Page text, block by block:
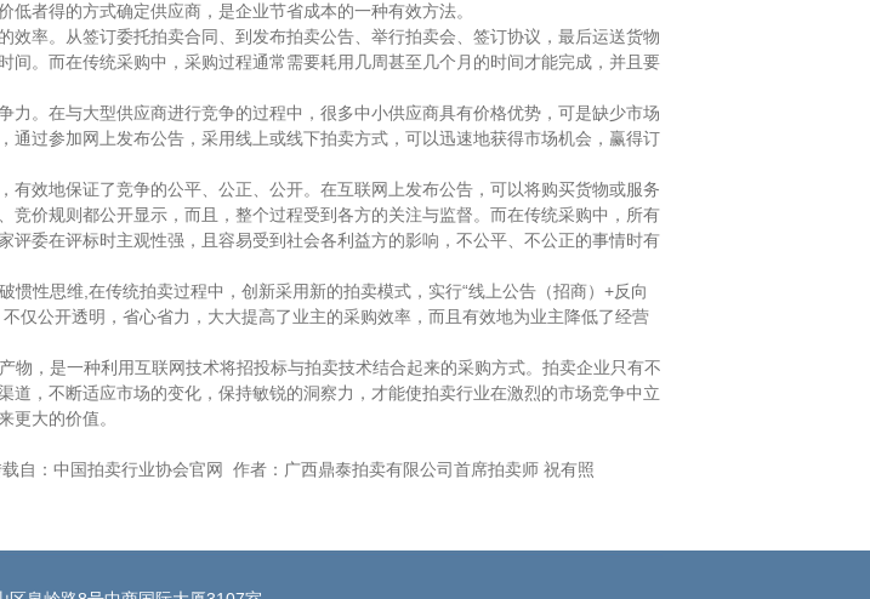
低者得的方式确定供应商，是企业节省成本的一种有效方法。
效率。从签订委托拍卖合同、到发布拍卖公告、举行拍卖会、签订协议，最后运送货物
间。而在传统采购中，采购过程通常需要耗用几周甚至几个月的时间才能完成，并且要
力。在与大型供应商进行竞争的过程中，很多中小供应商具有价格优势，可是缺少市场
通过参加网上发布公告，采用线上或线下拍卖方式，可以迅速地获得市场机会，赢得订
有效地保证了竞争的公平、公正、公开。在互联网上发布公告，可以将购买货物或服务
竞价规则都公开显示，而且，整个过程受到各方的关注与监督。而在传统采购中，所有
评委在评标时主观性强，且容易受到社会各利益方的影响，不公平、不公正的事情时有
惯性思维 ,在传统拍卖过程中，创新采用新的拍卖模式，实行“线上公告（招商）+反向
仅公开透明，省心省力，大大提高了业主的采购效率，而且有效地为业主降低了经营
物，是一种利用互联网技术将招投标与拍卖技术结合起来的采购方式。拍卖企业只有不
道，不断适应市场的变化，保持敏锐的洞察力，才能使拍卖行业在激烈的市场竞争中立
更大的价值。
协会官网 作者：广西鼎泰拍卖有限公司首席拍卖师 祝有照